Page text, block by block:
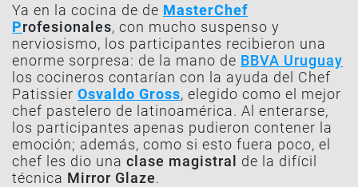
Ya en la cocina de de MasterChef
Profesionales, con mucho suspenso y
nerviosismo, los participantes recibieron una
enorme sorpresa: de la mano de BBVA Uruguay
los cocineros contarían con la ayuda del Chef
Patissier Osvaldo Gross, elegido como el mejor
chef pastelero de latinoamérica. Al enterarse,
los participantes apenas pudieron contener la
emoción; además, como si esto fuera poco, el
chef les dio una clase magistral de la difícil
técnica Mirror Glaze.